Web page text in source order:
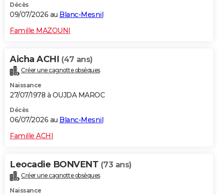
Décès
09/07/2026 au Blanc-Mesnil
Famille MAZOUNI
Aicha ACHI (47 ans)
Créer une cagnotte obsèques
Naissance
27/07/1978 à OUJDA MAROC
Décès
06/07/2026 au Blanc-Mesnil
Famille ACHI
Leocadie BONVENT (73 ans)
Créer une cagnotte obsèques
Naissance